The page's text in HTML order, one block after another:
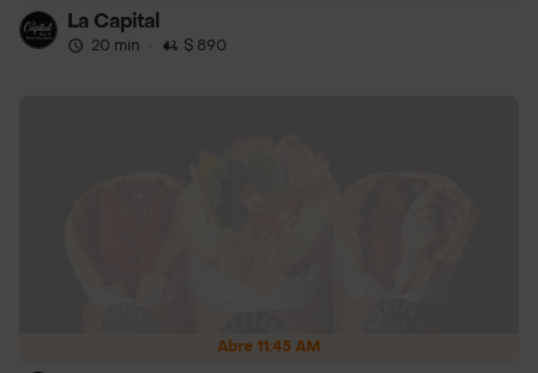
La Capital
20 min · $ 890
Abre 11:45 AM